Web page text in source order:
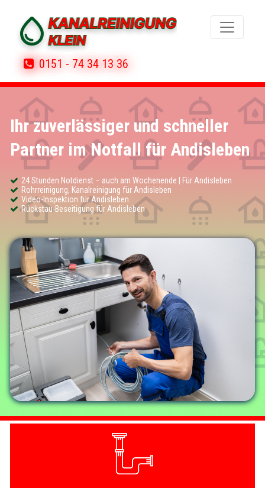
0151 - 74 34 13 36
Ihr zuverlässiger und schneller
Partner im Notfall für Andisleben
24 Stunden Notdienst – auch am Wochenende | Für Andisleben
Rohrreinigung, Kanalreinigung für Andisleben
Video-Inspektion für Andisleben
Rückstau-Beseitigung für Andisleben